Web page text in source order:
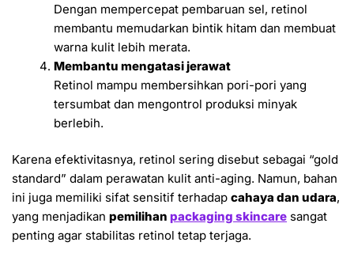
Dengan mempercepat pembaruan sel, retinol
membantu memudarkan bintik hitam dan membuat
warna kulit lebih merata.
Membantu mengatasi jerawat
Retinol mampu membersihkan pori-pori yang
tersumbat dan mengontrol produksi minyak
berlebih.
Karena efektivitasnya, retinol sering disebut sebagai “gold
standard” dalam perawatan kulit anti-aging. Namun, bahan
ini juga memiliki sifat sensitif terhadap cahaya dan udara,
yang menjadikan pemilihan packaging skincare sangat
penting agar stabilitas retinol tetap terjaga.